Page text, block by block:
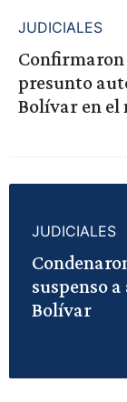
JUDICIALES
presunto
Bolívar en el
JUDICIALES
suspenso
Bolívar